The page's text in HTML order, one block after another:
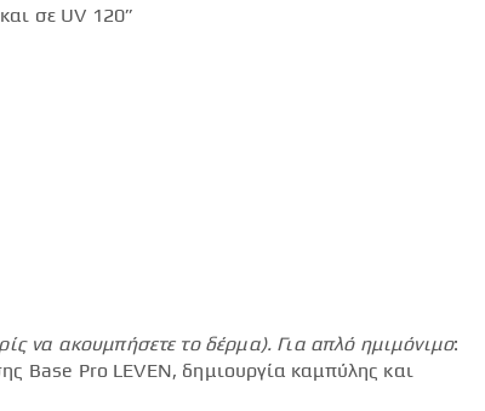
σε UV 120”
να ακουμπήσετε το δέρμα). Για απλό ημιμόνιμο:
Base Pro LEVEN, δημιουργία καμπύλης και